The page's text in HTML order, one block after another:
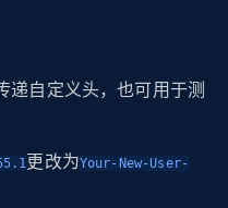
递自定义头，也可用于测
更改为Your-New-User-